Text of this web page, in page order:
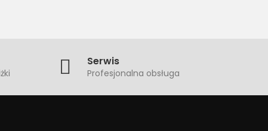
Serwis
Profesjonalna obsługa